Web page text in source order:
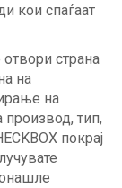
кои спаѓаат
отвори страна
на
на
производ, тип,
покрај